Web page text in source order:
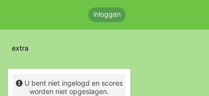
inloggen
extra
U bent niet ingelogd en scores
worden niet opgeslagen.